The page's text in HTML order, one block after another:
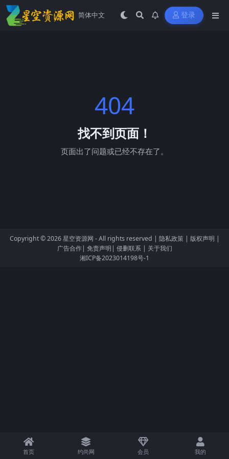
登录
404
找不到页面！
页面出了问题或已经不存在了。
Copyright © 2026星空资源网 - All rights reserved | 隐私政策| 版权声明 |
广告合作| 免责声明 | 侵删联系| 关于我们
湘ICP备2023014198号-1
首页 约尚网 会员 我的